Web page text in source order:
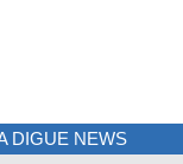
DIGUE NEWS